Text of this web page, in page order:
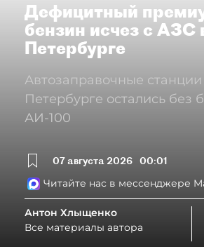
Дефицитный
бензин исчез с АЗС
Петербурге
Автозаправочные станции
Петербурге остались без
АИ-100
07 августа 2026 00:01
Читайте нас в мессенджере
Антон Хлыщенко
Все материалы автора